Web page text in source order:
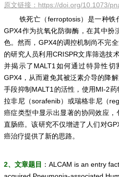
原文链接： https://doi.org/10.1073/
铁死亡（ferroptosis）是一种铁
GPX4作为抗氧化防御酶，在其中扮
色。然而，GPX4的调控机制尚不完
的研究人员利用CRISPR文库筛选技
并揭示了MALT1如何通过特异性切
GPX4，从而避免其被泛素介导的降
手段抑制MALT1的活性，使用MI-2
拉非尼（sorafenib）或瑞格非尼（
癌症类型中显示出显著的协同效应
直肠癌。该研究不仅增进了人们对
癌治疗提供了新的思路。
2、文章题目 ：ALCAM is an entry